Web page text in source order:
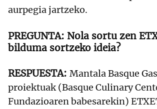
aurpegia jartzeko.
Nola sortu zen
bilduma sortzeko ideia?
Mantala Basque
proiektuak (Basque Culinary
Fundazioaren babesarekin)